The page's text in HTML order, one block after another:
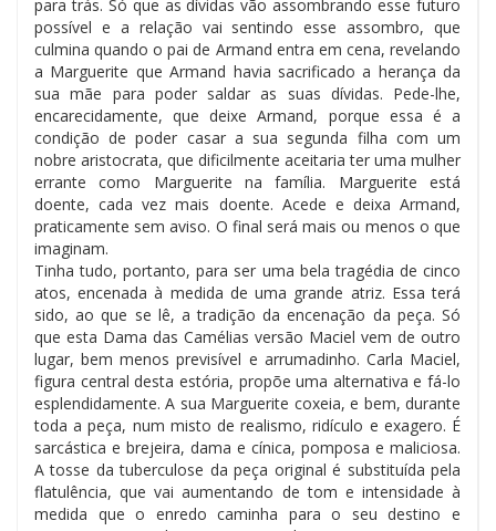
para trás. Só que as dívidas vão assombrando esse futuro
possível e a relação vai sentindo esse assombro, que
culmina quando o pai de Armand entra em cena, revelando
a Marguerite que Armand havia sacrificado a herança da
sua mãe para poder saldar as suas dívidas. Pede-lhe,
encarecidamente, que deixe Armand, porque essa é a
condição de poder casar a sua segunda filha com um
nobre aristocrata, que dificilmente aceitaria ter uma mulher
errante como Marguerite na família. Marguerite está
doente, cada vez mais doente. Acede e deixa Armand,
praticamente sem aviso. O final será mais ou menos o que
imaginam.
Tinha tudo, portanto, para ser uma bela tragédia de cinco
atos, encenada à medida de uma grande atriz. Essa terá
sido, ao que se lê, a tradição da encenação da peça. Só
que esta Dama das Camélias versão Maciel vem de outro
lugar, bem menos previsível e arrumadinho. Carla Maciel,
figura central desta estória, propõe uma alternativa e fá-lo
esplendidamente. A sua Marguerite coxeia, e bem, durante
toda a peça, num misto de realismo, ridículo e exagero. É
sarcástica e brejeira, dama e cínica, pomposa e maliciosa.
A tosse da tuberculose da peça original é substituída pela
flatulência, que vai aumentando de tom e intensidade à
medida que o enredo caminha para o seu destino e